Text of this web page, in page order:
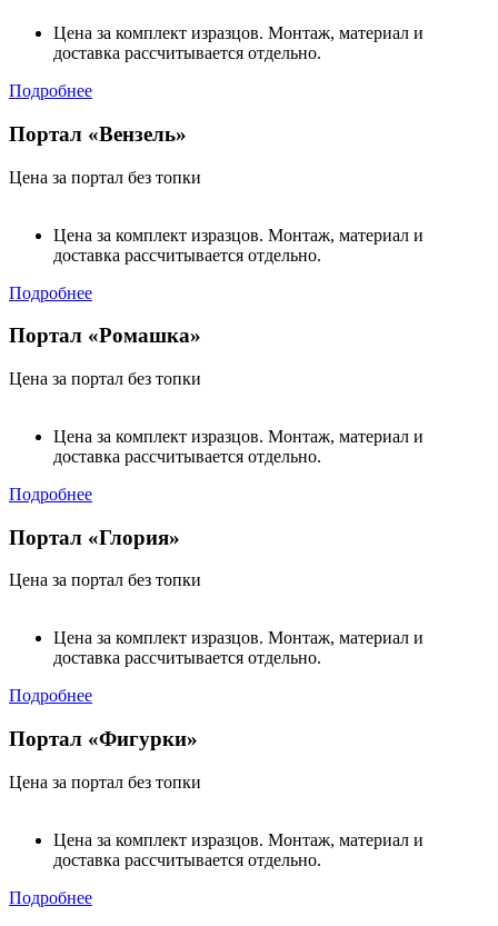
Цена за комплект изразцов. Монтаж, материал и
доставка рассчитывается отдельно.
Подробнее
Портал «Вензель»
Цена за портал без топки
Цена за комплект изразцов. Монтаж, материал и
доставка рассчитывается отдельно.
Подробнее
Портал «Ромашка»
Цена за портал без топки
Цена за комплект изразцов. Монтаж, материал и
доставка рассчитывается отдельно.
Подробнее
Портал «Глория»
Цена за портал без топки
Цена за комплект изразцов. Монтаж, материал и
доставка рассчитывается отдельно.
Подробнее
Портал «Фигурки»
Цена за портал без топки
Цена за комплект изразцов. Монтаж, материал и
доставка рассчитывается отдельно.
Подробнее